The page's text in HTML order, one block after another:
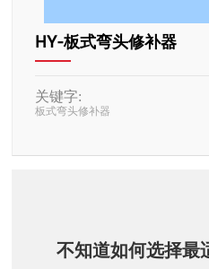
HY-板式弯头修补器
关键字:
板式弯头修补器
不知道如何选择最